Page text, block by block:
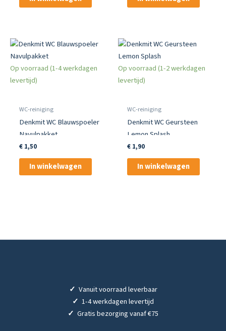
Op voorraad (1-4 werkdagen
levertijd)
WC-reiniging
Denkmit WC Blauwspoeler
Navulpakket
€1,50
In winkelwagen
Op voorraad (1-2 werkdagen
levertijd)
WC-reiniging
Denkmit WC Geursteen
Lemon Splash
€1,90
In winkelwagen
✓ Vanuit voorraad leverbaar
✓ 1-4 werkdagen levertijd
✓ Gratis bezorging vanaf €75